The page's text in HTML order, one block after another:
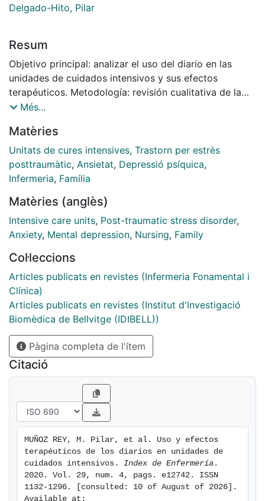
Delgado-Hito, Pilar
Resum
Objetivo principal: analizar el uso del diario en las
unidades de cuidados intensivos y sus efectos
terapéuticos. Metodología: revisión cualitativa de la
literatura publicada entre 2006 y 2019 en las
principales: seleccionados 48 artículos. Los diarios
son utilizados en países europeos desde los años 70.
Existe controversia metodológica en la redacción y
elaboración del diario. Sus efectos terapéuticos son
expresión sentimientos), pacientes (ayudan a
comprender lo sucedido) y profesionales (producen
satisfacción personal/profesional). Conclusión
enfermera habitual en Europa, no evidencia en España.
Los diarios mejoran la ansiedad y la depresión a
pacientes y a familiares, mejoran el estrés
postraumático en familias. Es una herramienta útil que
promueve el desarrollo enfermero.
Més...
Matèries
Unitats de cures intensives, Trastorn per estrès
posttraumàtic, Ansietat, Depressió psíquica,
Infermeria, Família
Matèries (anglès)
Intensive care units, Post-traumatic stress disorder,
Anxiety, Mental depression, Nursing, Family
Col·leccions
Articles publicats en revistes (Infermeria Fonamental i
Clínica)
Articles publicats en revistes (Institut d'lnvestigació
Biomèdica de Bellvitge (IDIBELL))
Pàgina completa de l'ítem
Citació
MUÑOZ REY, M. Pilar, et al. Uso y efectos
terapéuticos de los diarios en unidades de
cuidados intensivos. Index de Enfermería .
2020. Vol. 29, num. 4, pags. e12742. ISSN
1132-1296. [consulted: 10 of August of 2026].
Available at: